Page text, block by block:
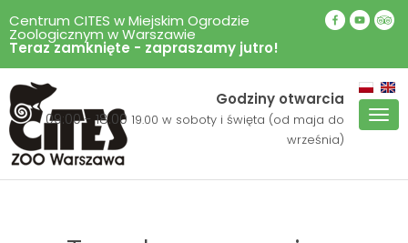
Centrum CITES w Miejskim Ogrodzie
Zoologicznym w Warszawie
Teraz zamknięte - zapraszamy jutro!
Godziny otwarcia
09:00 - 18.00 19.00 w soboty i święta (od maja do
września)